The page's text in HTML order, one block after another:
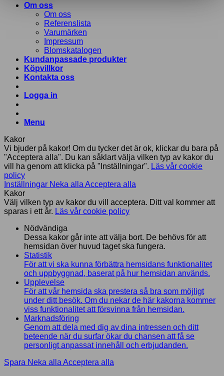
Om oss
Om oss
Referenslista
Varumärken
Impressum
Blomskatalogen
Kundanpassade produkter
Köpvillkor
Kontakta oss
Logga in
Menu
Kakor
Vi bjuder på kakor! Om du tycker det är ok, klickar du bara på
"Acceptera alla". Du kan såklart välja vilken typ av kakor du
vill ha genom att klicka på "Inställningar". Läs vår cookie
policy
Inställningar Neka alla Acceptera alla
Kakor
Välj vilken typ av kakor du vill acceptera. Ditt val kommer att
sparas i ett år. Läs vår cookie policy
Nödvändiga
Dessa kakor går inte att välja bort. De behövs för att
hemsidan över huvud taget ska fungera.
Statistik
För att vi ska kunna förbättra hemsidans funktionalitet
och uppbyggnad, baserat på hur hemsidan används.
Upplevelse
För att vår hemsida ska prestera så bra som möjligt
under ditt besök. Om du nekar de här kakorna kommer
viss funktionalitet att försvinna från hemsidan.
Marknadsföring
Genom att dela med dig av dina intressen och ditt
beteende när du surfar ökar du chansen att få se
personligt anpassat innehåll och erbjudanden.
Spara Neka alla Acceptera alla